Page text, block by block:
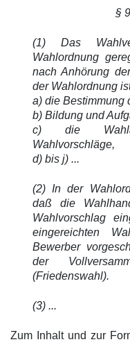
§
(1) Das
Wahlordnung
nach Anhörung
der Wahlordnung
a) die Bestimmung
b) Bildung und
c) die
Wahlvorschläge,
d) bis j) ...
(2) In der
daß die
Wahlvorschlag
eingereichten
Bewerber
der
(Friedenswahl).
(3) ...
Zum Inhalt und zur